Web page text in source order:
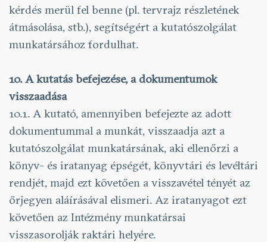
kérdés merül fel benne (pl. tervrajz részletének
átmásolása, stb.), segítségért a kutatószolgálat
munkatársához fordulhat.
10. A kutatás befejezése, a dokumentumok
visszaadása
10.1. A kutató, amennyiben befejezte az adott
dokumentummal a munkát, visszaadja azt a
kutatószolgálat munkatársának, aki ellenőrzi a
könyv- és iratanyag épségét, könyvtári és levéltári
rendjét, majd ezt követően a visszavétel tényét az
őrjegyen aláírásával elismeri. Az iratanyagot ezt
követően az Intézmény munkatársai
visszasorolják raktári helyére.